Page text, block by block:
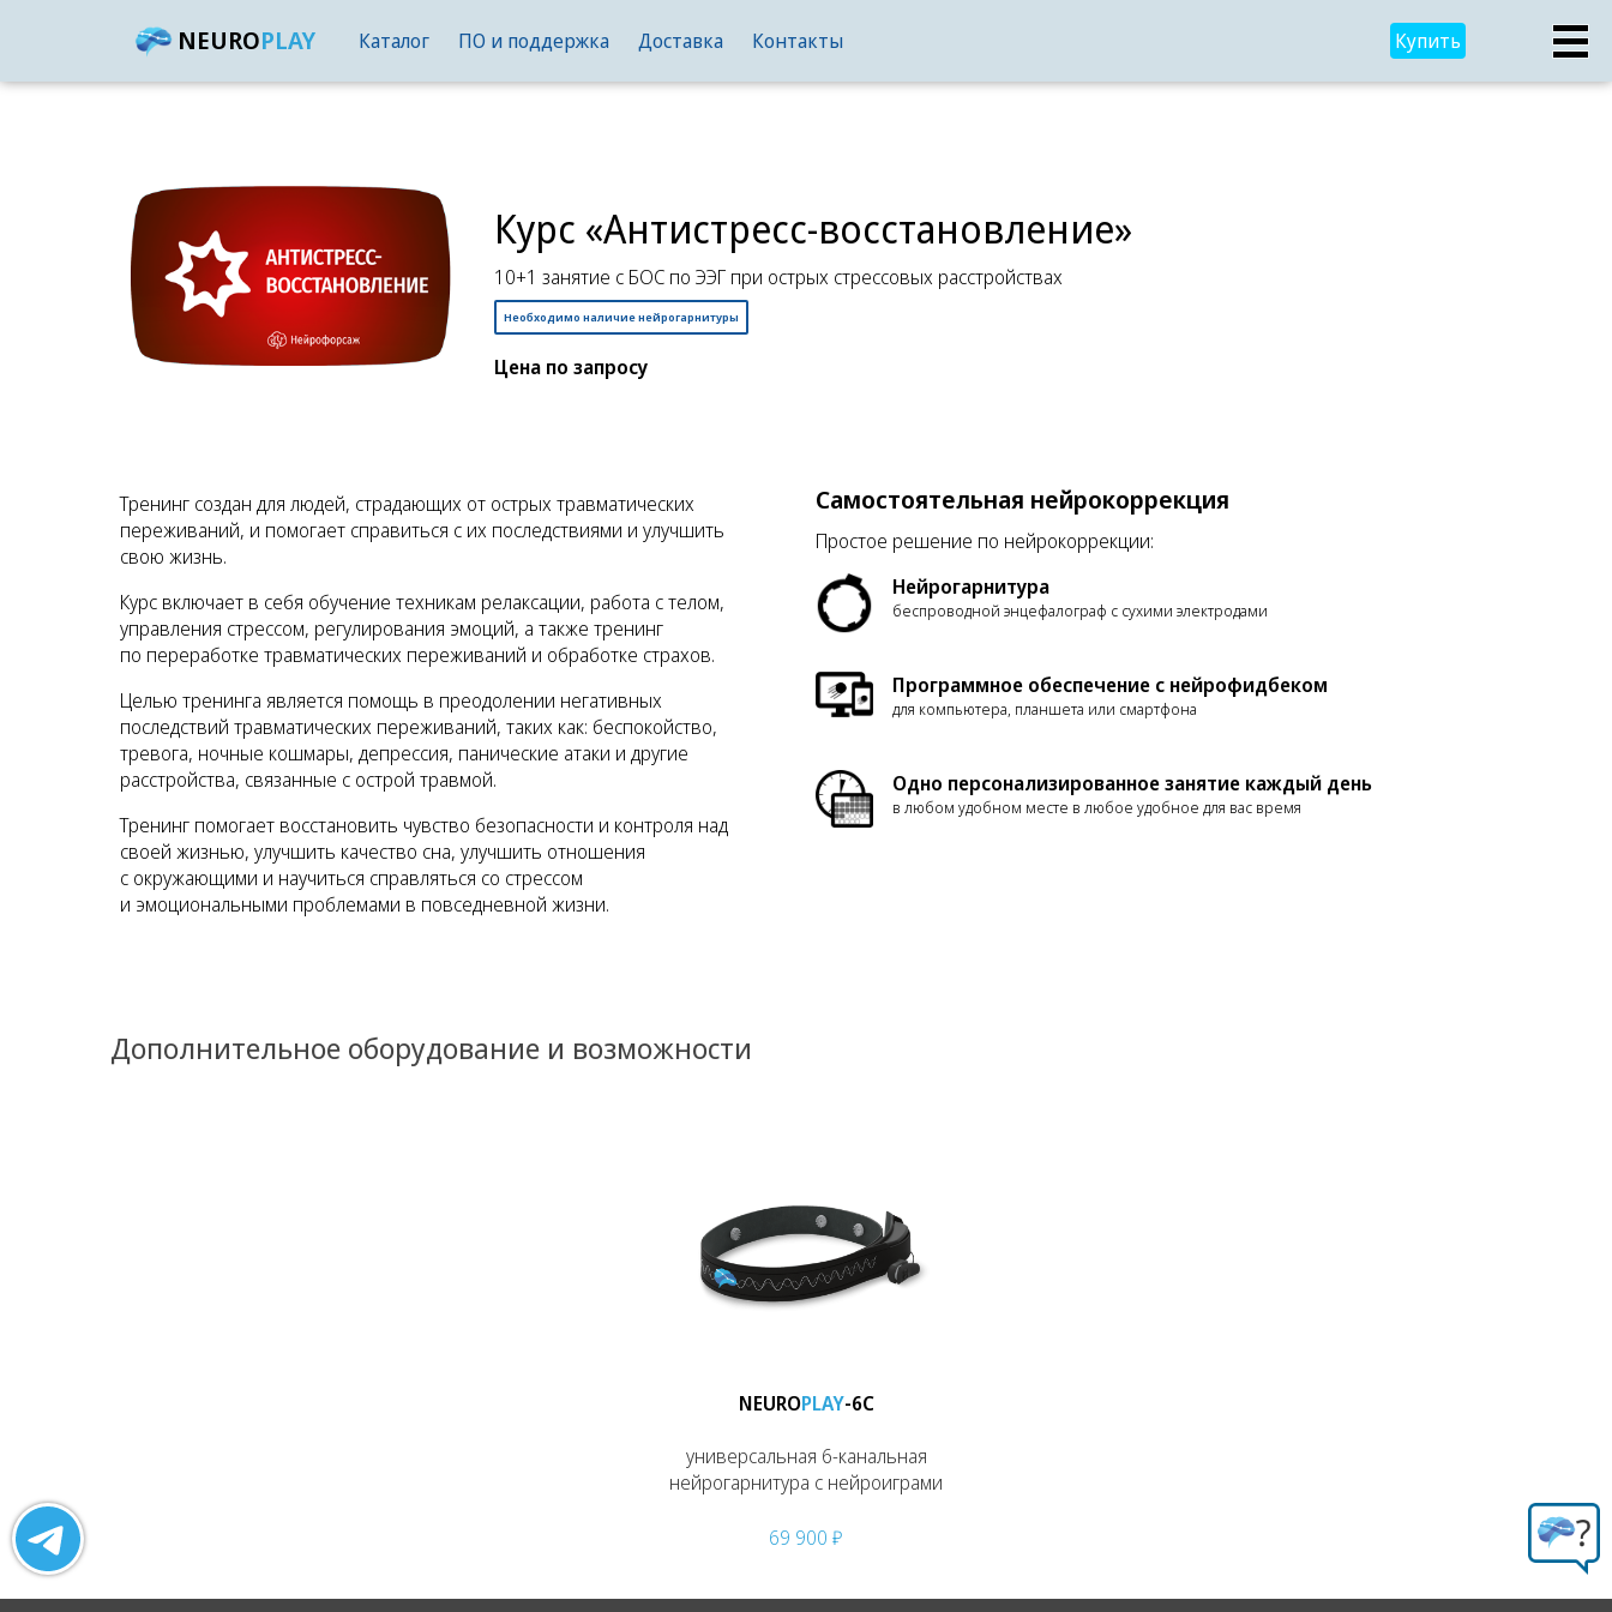
NEUROPLAY Каталог ПО и поддержка Доставка Контакты Купить
Курс «Антистресс-восстановление»
10+1 занятие с БОС по ЭЭГ при острых стрессовых расстройствах
Необходимо наличие нейрогарнитуры
Цена по запросу
Тренинг создан для людей, страдающих от острых травматических
переживаний, и помогает справиться с их последствиями и улучшить
свою жизнь.
Курс включает в себя обучение техникам релаксации, работа с телом,
управления стрессом, регулирования эмоций, а также тренинг
по переработке травматических переживаний и обработке страхов.
Целью тренинга является помощь в преодолении негативных
последствий травматических переживаний, таких как: беспокойство,
тревога, ночные кошмары, депрессия, панические атаки и другие
расстройства, связанные с острой травмой.
Тренинг помогает восстановить чувство безопасности и контроля над
своей жизнью, улучшить качество сна, улучшить отношения
с окружающими и научиться справляться со стрессом
и эмоциональными проблемами в повседневной жизни.
Самостоятельная нейрокоррекция
Простое решение по нейрокоррекции:
Нейрогарнитура
беспроводной энцефалограф с сухими электродами
Программное обеспечение с нейрофидбеком
для компьютера, планшета или смартфона
Одно персонализированное занятие каждый день
в любом удобном месте в любое удобное для вас время
Дополнительное оборудование и возможности
NEUROPLAY-6C
универсальная 6-канальная
нейрогарнитура c нейроиграми
69 900 ₽